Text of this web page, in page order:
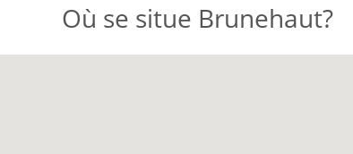
Où se situe Brunehaut?